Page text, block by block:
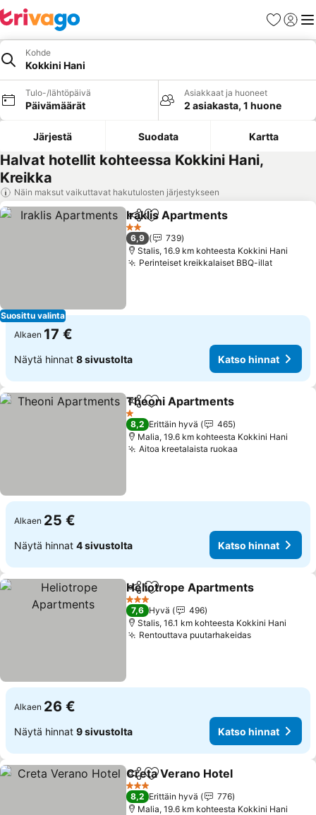
Suosikit
Kohde
Kokkini Hani
Tulo-/lähtöpäivä
Päivämäärät
Asiakkaat ja huoneet
2 asiakasta, 1 huone
Järjestä Suodata Kartta
Halvat hotellit kohteessa Kokkini Hani,
Kreikka
Näin maksut vaikuttavat hakutulosten järjestykseen
Suosittu valinta
Jaa Lisää suosikkeihin
Iraklis Apartments
2 Tähtiluokitus
6,9
739
Stalis, 16.9 km kohteesta Kokkini Hani
Perinteiset kreikkalaiset BBQ-illatKatso
Alkaen 17 €
Näytä hinnat 8 sivustolta Katso hinnat
Jaa Lisää suosikkeihin
Theoni Apartments
1 Tähtiluokitus
8,2 Erittäin hyvä
465
Malia, 19.6 km kohteesta Kokkini Hani
Aitoa kreetalaista ruokaa
Alkaen 25 €
Näytä hinnat 4 sivustolta Katso hinnat
Jaa Lisää suosikkeihin
Heliotrope Apartments
3 Tähtiluokitus
7,6 Hyvä
496
Stalis, 16.1 km kohteesta Kokkini Hani
Rentouttava puutarhakeidasKatso
Alkaen 26 €
Näytä hinnat 9 sivustolta Katso hinnat
Jaa Lisää suosikkeihin
Creta Verano Hotel
3 Tähtiluokitus
8,2 Erittäin hyvä
776
Malia, 19.6 km kohteesta Kokkini Hani